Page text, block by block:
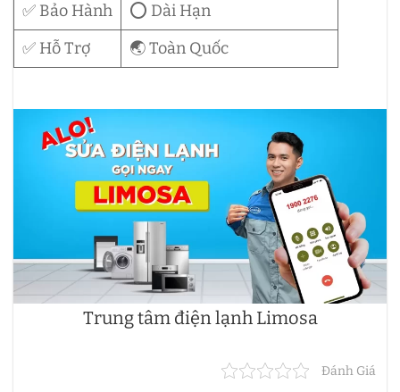
✅ Bảo Hành
⭕ Dài Hạn
✅ Hỗ Trợ
🌏 Toàn Quốc
Trung tâm điện lạnh Limosa
Đánh Giá